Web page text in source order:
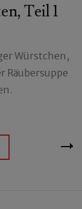
Teil 1
Würstchen,
Räubersuppe